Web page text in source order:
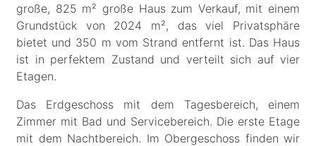
große, 825 m² große Haus zum Verkauf, mit einem
Grundstück von 2024 m², das viel Privatsphäre
bietet und 350 m vom Strand entfernt ist. Das Haus
ist in perfektem Zustand und verteilt sich auf vier
Etagen.
Das Erdgeschoss mit dem Tagesbereich, einem
Zimmer mit Bad und Servicebereich. Die erste Etage
mit dem Nachtbereich. Im Obergeschoss finden wir